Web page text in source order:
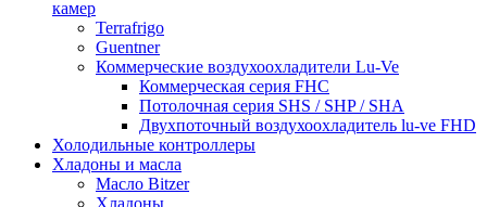
камер
Terrafrigo
Guentner
Коммерческие воздухоохладители Lu-Ve
Коммерческая серия FHC
Потолочная серия SHS / SHP / SHA
Двухпоточный воздухоохладитель lu-ve FHD
Холодильные контроллеры
Хладоны и масла
Масло Bitzer
Хладоны